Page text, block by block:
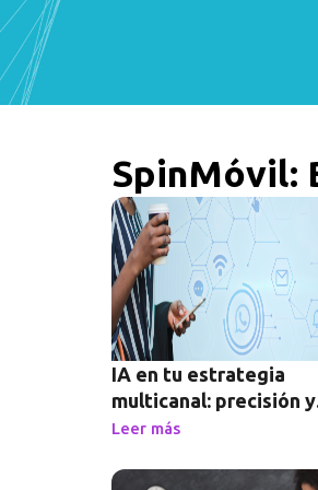
SpinMóvil:
IA en tu estrategia
multicanal: precisión y
resultados
Leer más